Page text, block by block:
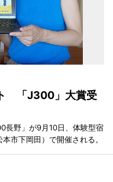
「J300」大賞受
長野」が9月10日、体験型宿
市下岡田）で開催される。